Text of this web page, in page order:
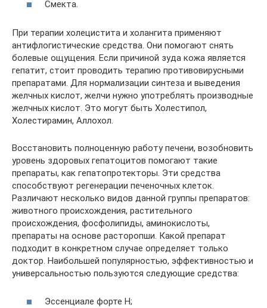
Смекта.
При терапии холецистита и холангита применяют
антифлогистические средства. Они помогают снять
болевые ощущения. Если причиной зуда кожа является
гепатит, стоит проводить терапию противовирусными
препаратами. Для нормализации синтеза и выведения
желчных кислот, желчи нужно употреблять производные
желчных кислот. Это могут быть Холестипол,
Холестирамин, Аллохол.
Восстановить полноценную работу печени, возобновить
уровень здоровых гепатоцитов помогают такие
препараты, как гепатопротекторы. Эти средства
способствуют регенерации печеночных клеток.
Различают несколько видов данной группы препаратов:
животного происхождения, растительного
происхождения, фосфолипиды, аминокислоты,
препараты на основе расторопши. Какой препарат
подходит в конкретном случае определяет только
доктор. Наибольшей популярностью, эффективностью и
универсальностью пользуются следующие средства:
Эссенциале форте Н;